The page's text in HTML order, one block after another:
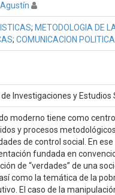
; METODOLOGIA DE
; COMUNICACION POLITICA
Investigaciones y Estudios
moderno tiene como
y procesos
de control social. En
fundada en
de “verdades” de una
como la temática de la
El caso de la